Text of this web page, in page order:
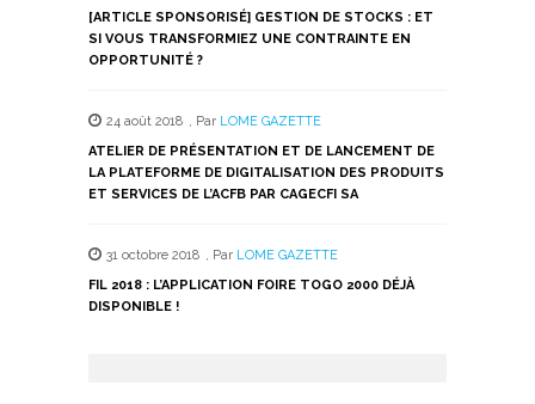
[ARTICLE SPONSORISÉ] GESTION DE STOCKS : ET
SI VOUS TRANSFORMIEZ UNE CONTRAINTE EN
OPPORTUNITÉ ?
24 août 2018 , Par LOME GAZETTE
ATELIER DE PRÉSENTATION ET DE LANCEMENT DE
LA PLATEFORME DE DIGITALISATION DES PRODUITS
ET SERVICES DE L’ACFB PAR CAGECFI SA
31 octobre 2018 , Par LOME GAZETTE
FIL 2018 : L’APPLICATION FOIRE TOGO 2000 DÉJÀ
DISPONIBLE !